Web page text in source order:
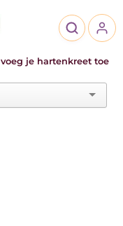
voeg je hartenkreet toe